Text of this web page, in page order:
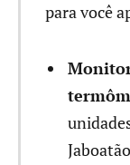
para você